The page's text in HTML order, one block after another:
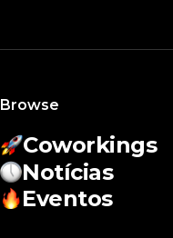
Browse
Coworkings
Notícias
Eventos